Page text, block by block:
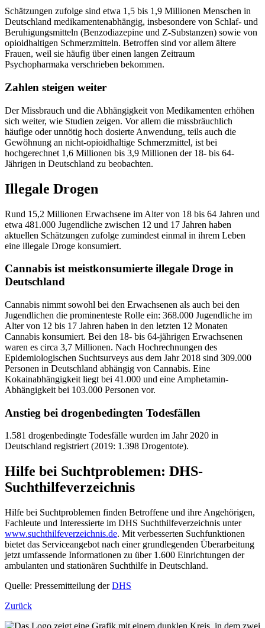
Schätzungen zufolge sind etwa 1,5 bis 1,9 Millionen Menschen in
Deutschland medikamentenabhängig, insbesondere von Schlaf- und
Beruhigungsmitteln (Benzodiazepine und Z-Substanzen) sowie von
opioidhaltigen Schmerzmitteln. Betroffen sind vor allem ältere
Frauen, weil sie häufig über einen langen Zeitraum
Psychopharmaka verschrieben bekommen.
Zahlen steigen weiter
Der Missbrauch und die Abhängigkeit von Medikamenten erhöhen
sich weiter, wie Studien zeigen. Vor allem die missbräuchlich
häufige oder unnötig hoch dosierte Anwendung, teils auch die
Gewöhnung an nicht-opioidhaltige Schmerzmittel, ist bei
hochgerechnet 1,6 Millionen bis 3,9 Millionen der 18- bis 64-
Jährigen in Deutschland zu beobachten.
Illegale Drogen
Rund 15,2 Millionen Erwachsene im Alter von 18 bis 64 Jahren und
etwa 481.000 Jugendliche zwischen 12 und 17 Jahren haben
aktuellen Schätzungen zufolge zumindest einmal in ihrem Leben
eine illegale Droge konsumiert.
Cannabis ist meistkonsumierte illegale Droge in
Deutschland
Cannabis nimmt sowohl bei den Erwachsenen als auch bei den
Jugendlichen die prominenteste Rolle ein: 368.000 Jugendliche im
Alter von 12 bis 17 Jahren haben in den letzten 12 Monaten
Cannabis konsumiert. Bei den 18- bis 64-jährigen Erwachsenen
waren es circa 3,7 Millionen. Nach Hochrechnungen des
Epidemiologischen Suchtsurveys aus dem Jahr 2018 sind 309.000
Personen in Deutschland abhängig von Cannabis. Eine
Kokainabhängigkeit liegt bei 41.000 und eine Amphetamin-
Abhängigkeit bei 103.000 Personen vor.
Anstieg bei drogenbedingten Todesfällen
1.581 drogenbedingte Todesfälle wurden im Jahr 2020 in
Deutschland registriert (2019: 1.398 Drogentote).
Hilfe bei Suchtproblemen: DHS-
Suchthilfeverzeichnis
Hilfe bei Suchtproblemen finden Betroffene und ihre Angehörigen,
Fachleute und Interessierte im DHS Suchthilfeverzeichnis unter
www.suchthilfeverzeichnis.de. Mit verbesserten Suchfunktionen
bietet das Serviceangebot nach einer grundlegenden Überarbeitung
jetzt umfassende Informationen zu über 1.600 Einrichtungen der
ambulanten und stationären Suchthilfe in Deutschland.
Quelle: Pressemitteilung derDHS
Zurück